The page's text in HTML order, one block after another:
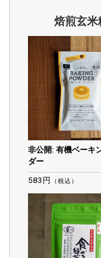
焙煎玄米
非公開: 有機ベーキ
ダー
583円 （税込）